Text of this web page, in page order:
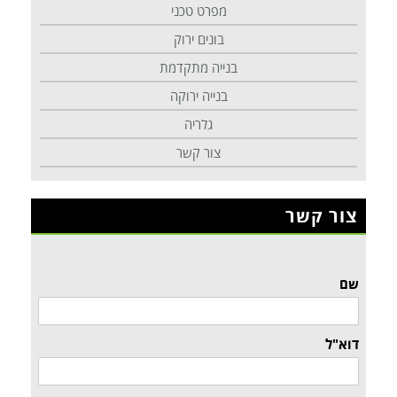
מפרט טכני
בונים ירוק
בנייה מתקדמת
בנייה ירוקה
גלריה
צור קשר
צור קשר
שם
דוא"ל